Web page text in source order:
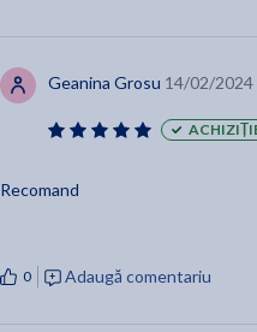
Geanina Grosu 14/02/2024
Recomand
0 Adaugă comentariu